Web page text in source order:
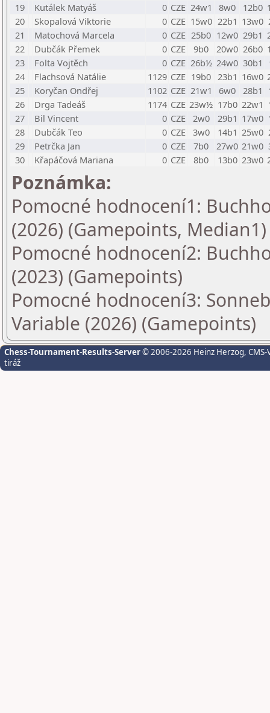
19
Kutálek Matyáš 0 CZE 24w1 8w0 12b0
20
Skopalová Viktorie 0 CZE 15w0 22b1 13w0
21
Matochová Marcela 0 CZE 25b0 12w0 29b1
22
Dubčák Přemek 0 CZE 9b0 20w0 26b0
23
Folta Vojtěch 0 CZE 26b½ 24w0 30b1
24
Flachsová Natálie 1129 CZE 19b0 23b1 16w0
25
Koryčan Ondřej 1102 CZE 21w1 6w0 28b1
26
Drga Tadeáš 1174 CZE 23w½ 17b0 22w1
27
Bil Vincent 0 CZE 2w0 29b1 17w0
28
Dubčák Teo 0 CZE 3w0 14b1 25w0
29
Petrčka Jan 0 CZE 7b0 27w0 21w0
30
Křapáčová Mariana 0 CZE 8b0 13b0 23w0
Poznámka:
Pomocné hodnocení1:
(2026) (Gamepoints, Median1)
Pomocné hodnocení2:
(2023) (Gamepoints)
Pomocné hodnocení3:
Variable (2026) (Gamepoints)
Chess-Tournament-Results-Server© 2006-2026 Heinz Herzog,
tiráž